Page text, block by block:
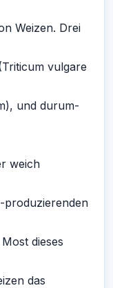
Weizen. Drei
vulgare
und durum-
weich
produzierenden
dieses
das